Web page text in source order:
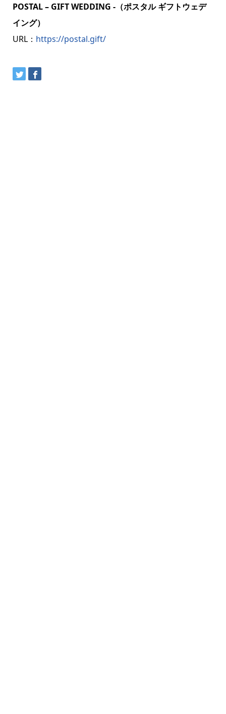
POSTAL – GIFT WEDDING -（ポスタル ギフトウェデ
イング）
URL： https://postal.gift/